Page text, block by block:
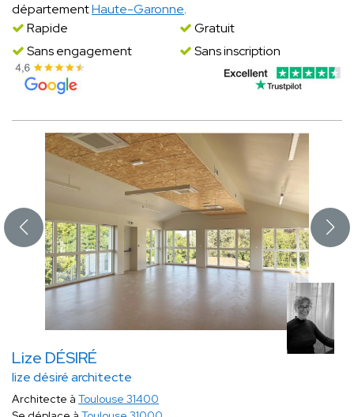
départementHaute-Garonne.
Rapide
Gratuit
Sans engagement
Sans inscription
Lize DÉSIRÉ
lize désiré architecte
Architecte à Toulouse 31400